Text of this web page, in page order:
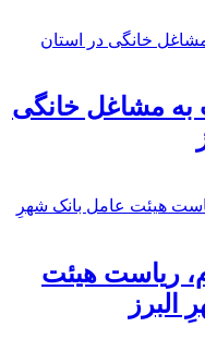
به مشاغل خانگی
ریاست هیئت
البرز